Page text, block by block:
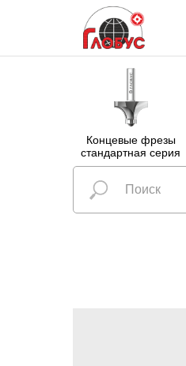
Концевые фрезы
стандартная серия